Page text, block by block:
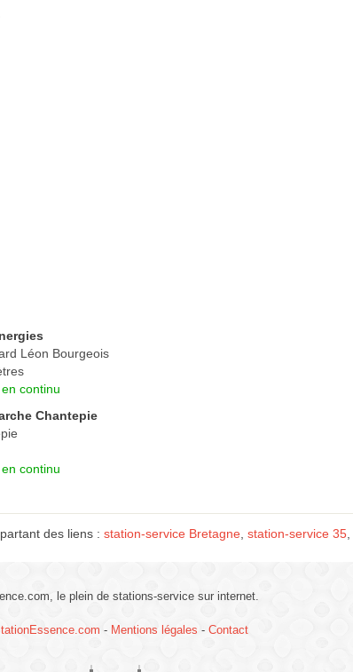
Léon Bourgeois
continu
Chantepie
continu
des liens : station-service Bretagne, station-service 35,
le plein de stations-service sur internet.
- Mentions légales - Contact